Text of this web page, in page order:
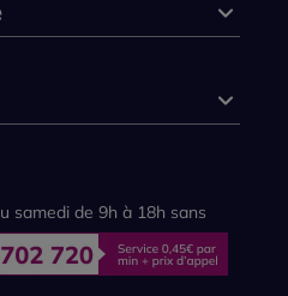
samedi de 9h à 18h sans